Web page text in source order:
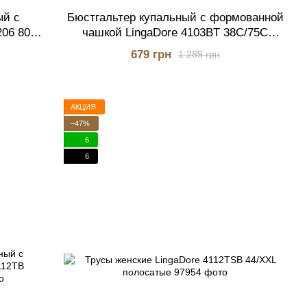
с
80B
Бюстгальтер купальный с формованной
чашкой LingaDore 4103BT 38C/75C
тёмно-синий
1 289 грн
679 грн
АКЦИЯ
−47%
6
6